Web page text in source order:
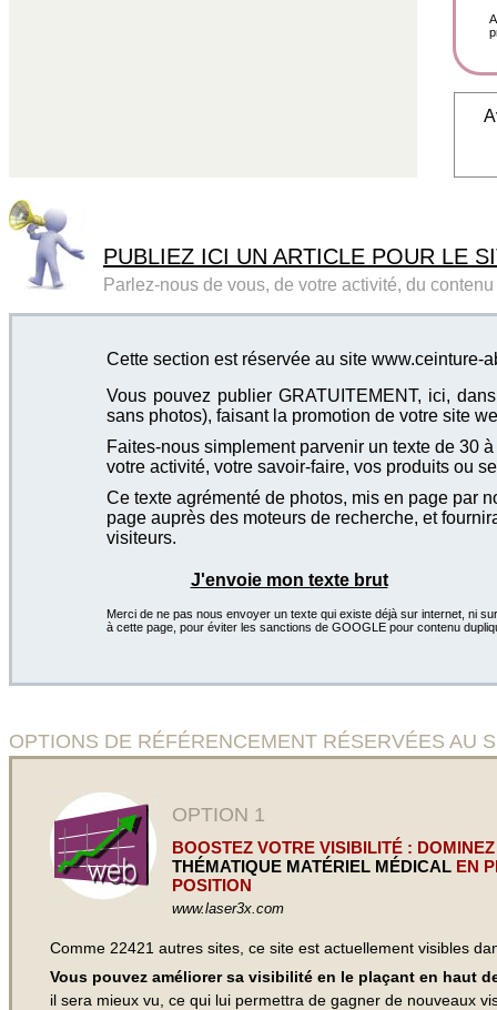
PUBLIEZ ICI UN ARTICLE POUR LE
Parlez-nous de vous, de votre activité, du
Cette section est réservée au site www.ceinture-
Vous pouvez publier GRATUITEMENT, ici,
sans photos), faisant la promotion de votre site
Faites-nous simplement parvenir un texte de 30
votre activité, votre savoir-faire, vos produits ou
Ce texte agrémenté de photos, mis en page par
page auprès des moteurs de recherche, et
visiteurs.
J'envoie mon texte brut
Merci de ne pas nous envoyer un texte qui existe déjà sur internet, ni
à cette page, pour éviter les sanctions de GOOGLE pour contenu
OPTIONS DE RÉFÉRENCEMENT RÉSERVÉES AU
OPTION 1
BOOSTEZ VOTRE VISIBILITÉ :
THÉMATIQUE MATÉRIEL MÉDICAL EN
POSITION
www.laser3x.com
Comme 22421 autres sites, ce site est actuellement visibles
Vous pouvez améliorer sa visibilité en le plaçant en haut
il sera mieux vu, ce qui lui permettra de gagner de nouveaux